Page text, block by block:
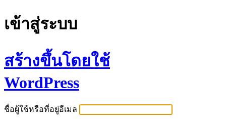
เข้าสู่ระบบ
สร้างขึ้นโดยใช้
WordPress
ชื่อผู้ใช้หรือที่อยู่อีเมล